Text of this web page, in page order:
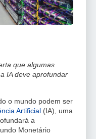
que algumas
IA deve aprofundar
o mundo podem ser
Artificial (IA), uma
a
Monetário